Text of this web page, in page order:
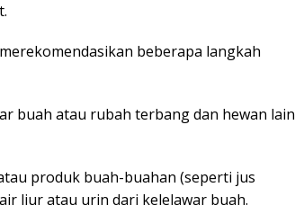
beberapa langkah
buah atau rubah terbang dan hewan lain
produk buah-buahan (seperti jus
liur atau urin dari kelelawar buah.